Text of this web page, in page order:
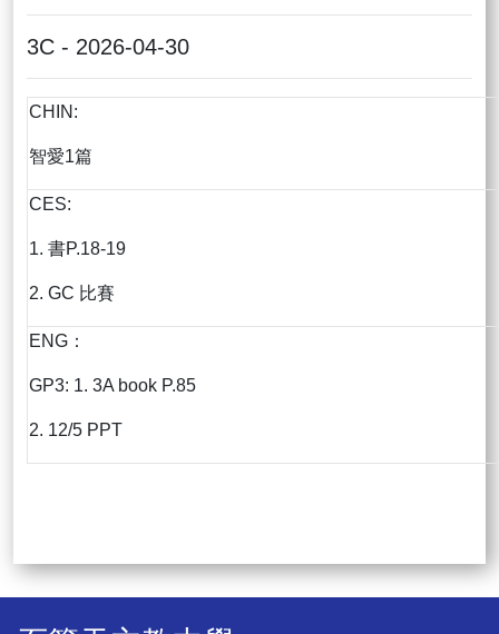
3C - 2026-04-30
CHIN:
智愛1篇
CES:
1. 書P.18-19
2. GC 比賽
ENG：
GP3: 1. 3A book P.85
2. 12/5 PPT